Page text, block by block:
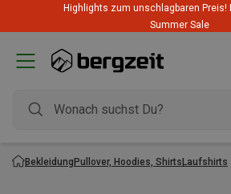
Highlights zum unschlagbaren Preis!
Summer Sale
BekleidungPullover, Hoodies, ShirtsLaufshirts